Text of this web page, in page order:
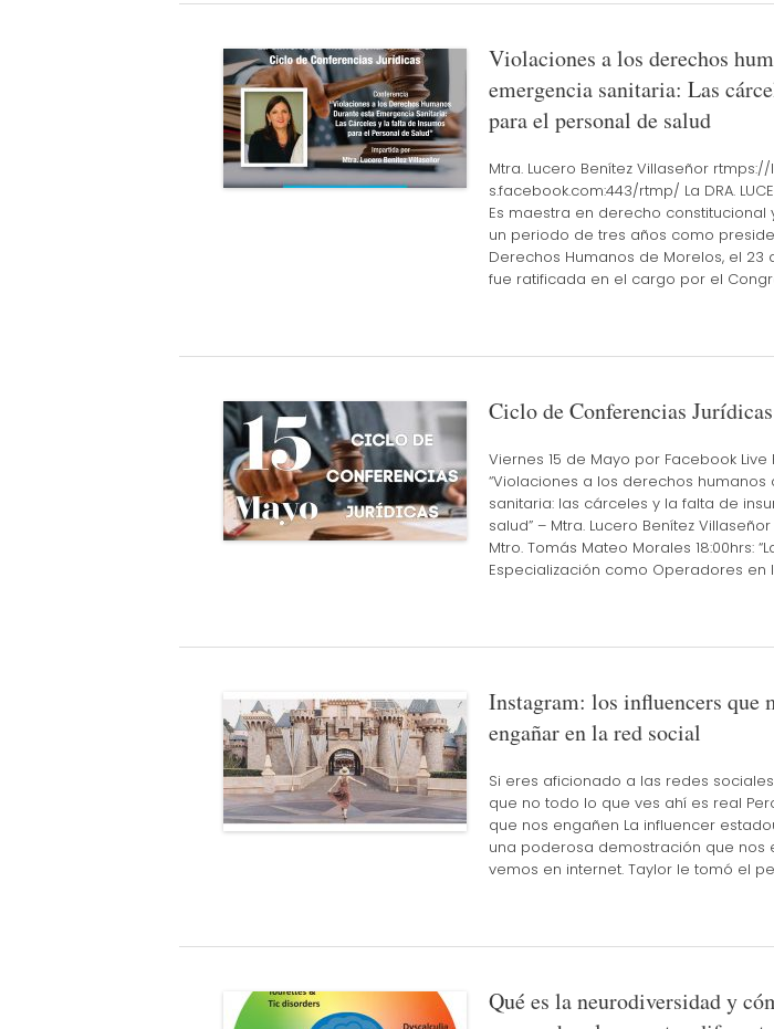
Violaciones a los derechos
emergencia sanitaria: Las
para el personal de salud
Mtra. Lucero Benítez Villaseñor
s.facebook.com:443/rtmp/ La DRA.
Es maestra en derecho
un periodo de tres años como
Derechos Humanos de Morelos, el 23
fue ratificada en el cargo por el
Ciclo de Conferencias Jurídicas
Viernes 15 de Mayo por Facebook Live
“Violaciones a los derechos
sanitaria: las cárceles y la falta de
salud” – Mtra. Lucero Benítez
Mtro. Tomás Mateo Morales 18:00hrs:
Especialización como Operadores en
Instagram: los influencers que
engañar en la red social
Si eres aficionado a las redes
que no todo lo que ves ahí es real
que nos engañen La influencer
una poderosa demostración que nos
vemos en internet. Taylor le tomó el
Qué es la neurodiversidad y